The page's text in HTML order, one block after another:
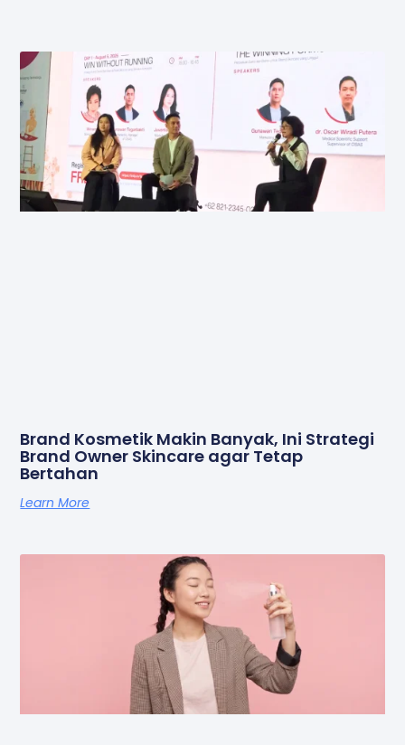
Brand Kosmetik Makin Banyak, Ini Strategi
Brand Owner Skincare agar Tetap
Bertahan
Learn More